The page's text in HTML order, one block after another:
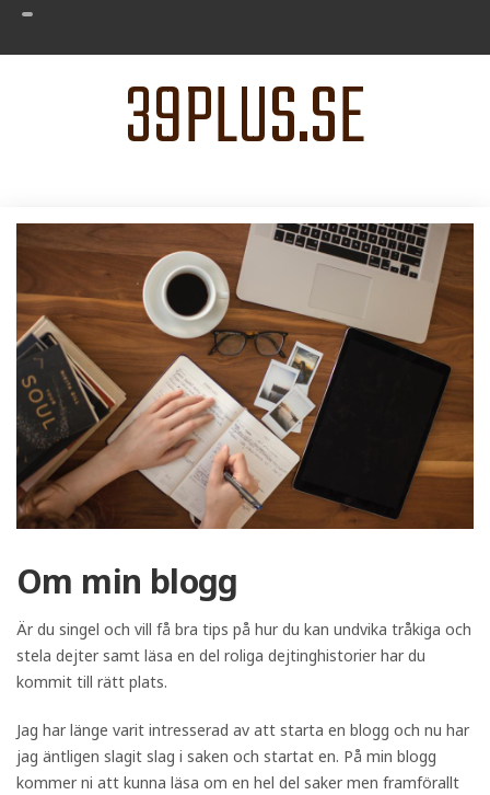
39PLUS.SE
Om min blogg
Är du singel och vill få bra tips på hur du kan undvika tråkiga och
stela dejter samt läsa en del roliga dejtinghistorier har du
kommit till rätt plats.
Jag har länge varit intresserad av att starta en blogg och nu har
jag äntligen slagit slag i saken och startat en. På min blogg
kommer ni att kunna läsa om en hel del saker men framförallt